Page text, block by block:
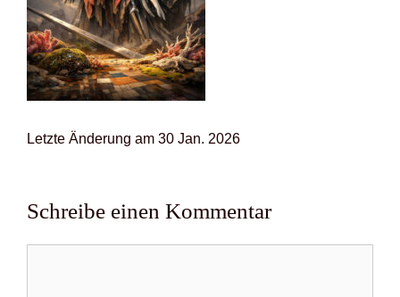
Letz­te Ände­rung am 30 Jan. 2026
Schreibe einen Kommentar